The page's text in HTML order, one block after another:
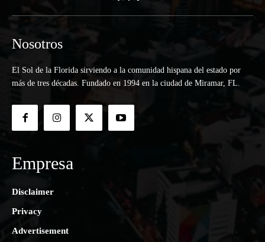
Nosotros
El Sol de la Florida sirviendo a la comunidad hispana del estado por
más de tres décadas. Fundado en 1994 en la ciudad de Miramar, FL.
Empresa
Disclaimer
Privacy
Advertisement